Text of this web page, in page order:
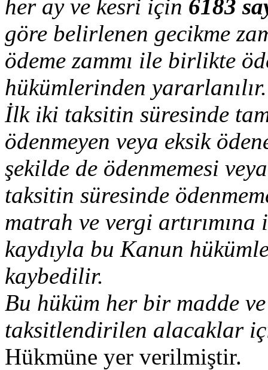
her ay ve kesri için 6183
göre belirlenen gecikme
ödeme zammı ile birlikte
hükümlerinden yararlanılır.
İlk iki taksitin süresinde
ödenmeyen veya eksik
şekilde de ödenmemesi
taksitin süresinde
matrah ve vergi
kaydıyla bu Kanun
kaybedilir.
Bu hüküm her bir madde
taksitlendirilen alacaklar
Hükmüne yer verilmiştir.